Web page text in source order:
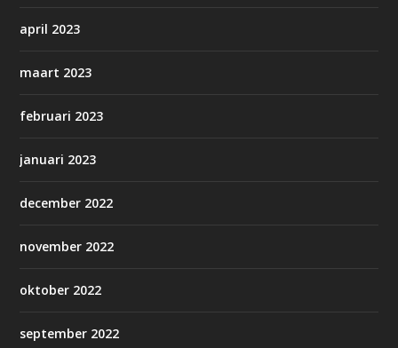
april 2023
maart 2023
februari 2023
januari 2023
december 2022
november 2022
oktober 2022
september 2022